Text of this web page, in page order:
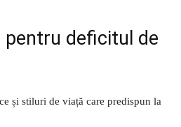
pentru deficitul de
și stiluri de viață care predispun la